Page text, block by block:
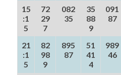
15
:1
5
72
29
7
082
35
35
88
9
091
87
21
:1
5
82
98
9
895
87
51
41
4
989
46